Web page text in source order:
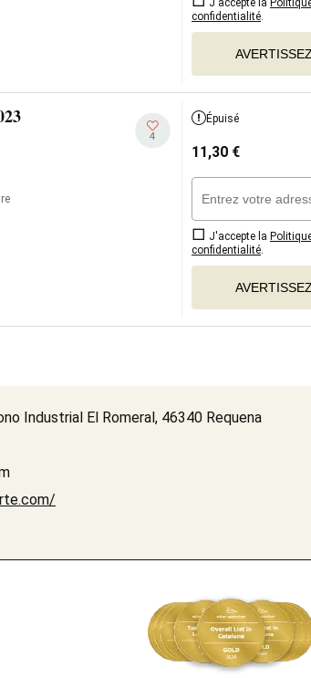
confidentialité
4
Épuisé
11,30 €
J'accepte la
confidentialité
Industrial El Romeral, 46340 Requena